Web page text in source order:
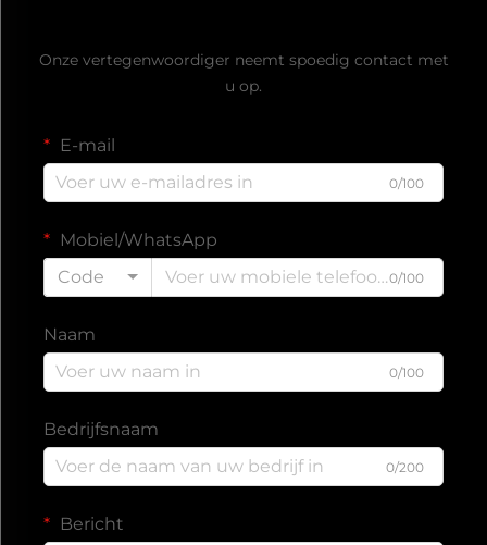
Onze vertegenwoordiger neemt spoedig contact met
u op.
E-mail
0/100
Mobiel/WhatsApp
Code
0/100
Naam
0/100
Bedrijfsnaam
0/200
Bericht